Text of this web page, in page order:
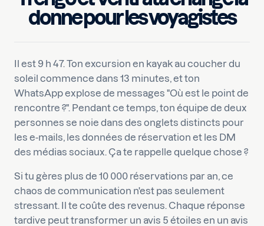
donne pour les voyagistes
Écrit par Danique
Il est 9 h 47. Ton excursion en kayak au coucher du
soleil commence dans 13 minutes, et ton
WhatsApp explose de messages "Où est le point de
rencontre ?". Pendant ce temps, ton équipe de deux
personnes se noie dans des onglets distincts pour
les e-mails, les données de réservation et les DM
des médias sociaux. Ça te rappelle quelque chose ?
Si tu gères plus de 10 000 réservations par an, ce
chaos de communication n'est pas seulement
stressant. Il te coûte des revenus. Chaque réponse
tardive peut transformer un avis 5 étoiles en un avis